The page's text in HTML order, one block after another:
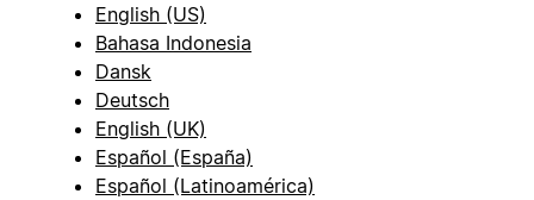
English (US)
Bahasa Indonesia
Dansk
Deutsch
English (UK)
Español (España)
Español (Latinoamérica)